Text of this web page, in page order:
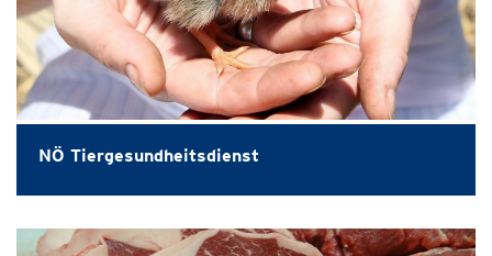
NÖ Tiergesundheitsdienst